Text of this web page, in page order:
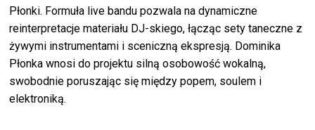
Płonki. Formuła live bandu pozwala na dynamiczne
reinterpretacje materiału DJ-skiego, łącząc sety taneczne z
żywymi instrumentami i sceniczną ekspresją. Dominika
Płonka wnosi do projektu silną osobowość wokalną,
swobodnie poruszając się między popem, soulem i
elektroniką.